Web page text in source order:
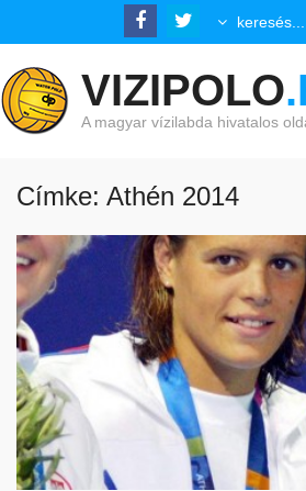
VIZIPOLO
A magyar vízilabda hivatalos
Címke: Athén 2014